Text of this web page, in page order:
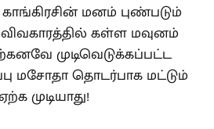
காங்கிரசின் மனம் புண்படும்
கள்ள மவுனம்
முடிவெடுக்கப்பட்ட
மசோதா தொடர்பாக மட்டும்
முடியாது!